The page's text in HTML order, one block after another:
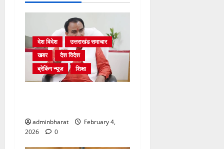
देश विदेश
उत्तराखंड समाचार
खबर
देश विदेश
ब्रेकिंग न्यूज़
शिक्षा
adminbharat
February 4,
2026
0